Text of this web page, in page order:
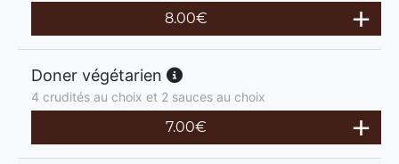
8.00€
Doner végétarien
4 crudités au choix et 2 sauces au choix
7.00€